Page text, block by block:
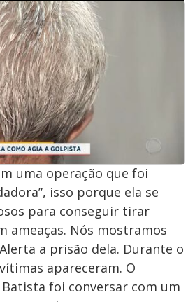
uma operação que foi
isso porque ela se
para conseguir tirar
ameaças. Nós mostramos
a prisão dela. Durante o
apareceram. O
foi conversar com um